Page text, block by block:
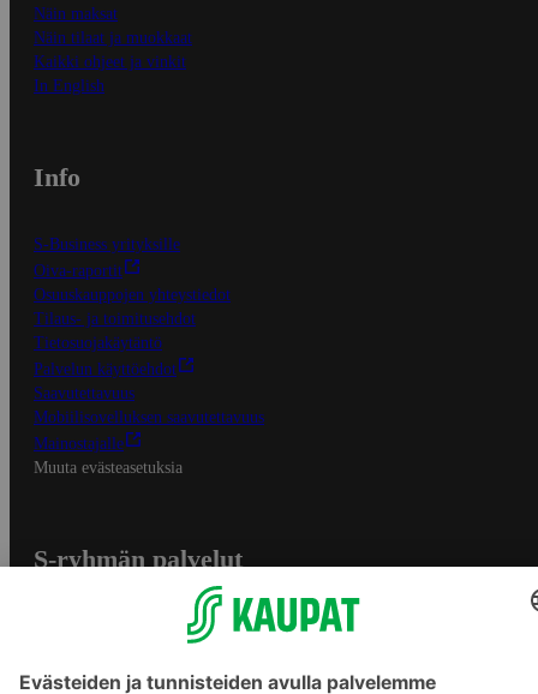
Näin maksat
Näin tilaat ja muokkaat
Kaikki ohjeet ja vinkit
In English
Info
S-Business yrityksille
Oiva-raportit
Osuuskauppojen yhteystiedot
Tilaus- ja toimitusehdot
Tietosuojakäytäntö
Palvelun käyttöehdot
Saavutettavuus
Mobiilisovelluksen saavutettavuus
Mainostajalle
Muuta evästeasetuksia
S-ryhmän palvelut
Yhteishyvä Ruoka -sovellus